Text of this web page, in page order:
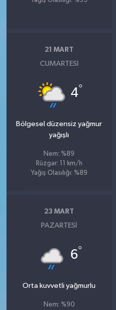
21 MART
CUMARTESI
4°
Bölgesel düzensiz yağmur
yağışlı
Nem: %89
Rüzgar: 11 km/h
Yağış Olasılığı: %89
23 MART
PAZARTESI
6°
Orta kuvvetli yağmurlu
Nem: %90